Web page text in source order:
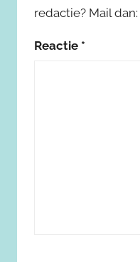
redactie? Mail dan:
Reactie *